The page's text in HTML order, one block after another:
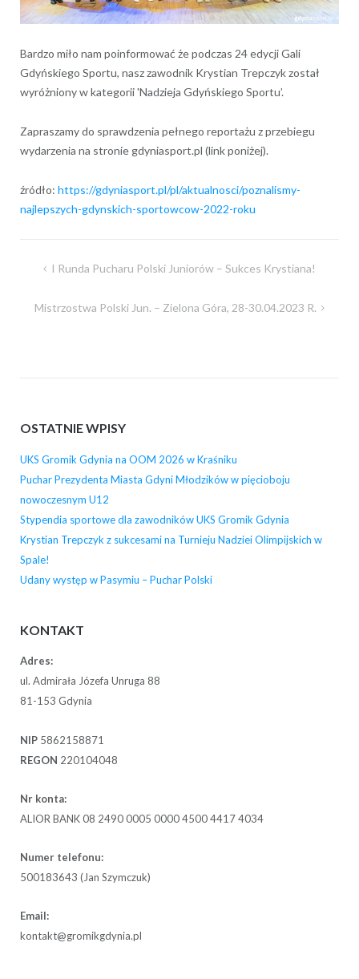
Bardzo miło nam poinformować że podczas 24 edycji Gali
Gdyńskiego Sportu, nasz zawodnik Krystian Trepczyk został
wyróżniony w kategorii 'Nadzieja Gdyńskiego Sportu’.
Zapraszamy do sprawdzenia pełnego reportażu z przebiegu
wydarzenia na stronie gdyniasport.pl (link poniżej).
źródło: https://gdyniasport.pl/pl/aktualnosci/poznalismy-
najlepszych-gdynskich-sportowcow-2022-roku
Nawigacja
I Runda Pucharu Polski Juniorów – Sukces Krystiana!
Mistrzostwa Polski Jun. – Zielona Góra, 28-30.04.2023 R.
OSTATNIE WPISY
UKS Gromik Gdynia na OOM 2026 w Kraśniku
Puchar Prezydenta Miasta Gdyni Młodzików w pięcioboju
nowoczesnym U12
Stypendia sportowe dla zawodników UKS Gromik Gdynia
Krystian Trepczyk z sukcesami na Turnieju Nadziei Olimpijskich w
Spale!
Udany występ w Pasymiu – Puchar Polski
KONTAKT
Adres:
ul. Admirała Józefa Unruga 88
81-153 Gdynia
NIP 5862158871
REGON 220104048
Nr konta:
ALIOR BANK 08 2490 0005 0000 4500 4417 4034
Numer telefonu:
500183643 (Jan Szymczuk)
Email:
kontakt@gromikgdynia.pl